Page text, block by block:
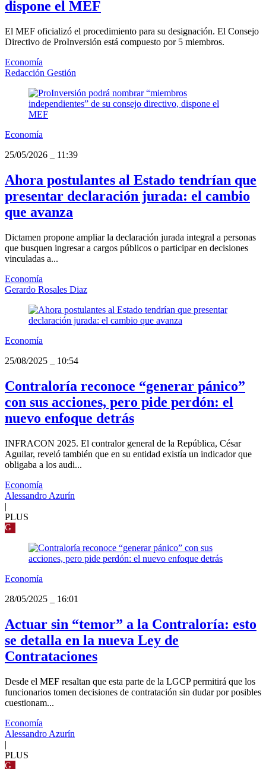
dispone el MEF
El MEF oficializó el procedimiento para su designación. El Consejo
Directivo de ProInversión está compuesto por 5 miembros.
Economía
Redacción Gestión
Economía
25/05/2026
11:39
Ahora postulantes al Estado tendrían que
presentar declaración jurada: el cambio
que avanza
Dictamen propone ampliar la declaración jurada integral a personas
que busquen ingresar a cargos públicos o participar en decisiones
vinculadas a...
Economía
Gerardo Rosales Diaz
Economía
25/08/2025
10:54
Contraloría reconoce “generar pánico”
con sus acciones, pero pide perdón: el
nuevo enfoque detrás
INFRACON 2025. El contralor general de la República, César
Aguilar, reveló también que en su entidad existía un indicador que
obligaba a los audi...
Economía
Alessandro Azurín
|
PLUS
G
Economía
28/05/2025
16:01
Actuar sin “temor” a la Contraloría: esto
se detalla en la nueva Ley de
Contrataciones
Desde el MEF resaltan que esta parte de la LGCP permitirá que los
funcionarios tomen decisiones de contratación sin dudar por posibles
cuestionam...
Economía
Alessandro Azurín
|
PLUS
G